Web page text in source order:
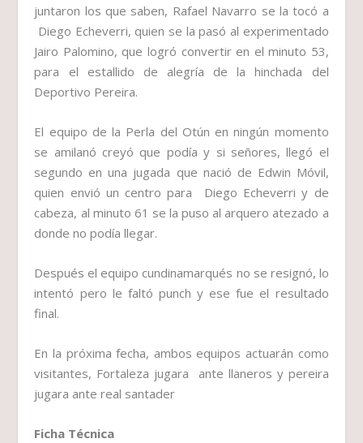
juntaron los que saben, Rafael Navarro se la tocó a
Diego Echeverri, quien se la pasó al experimentado
Jairo Palomino, que logró convertir en el minuto 53,
para el estallido de alegría de la hinchada del
Deportivo Pereira.
El equipo de la Perla del Otún en ningún momento
se amilanó creyó que podía y si señores, llegó el
segundo en una jugada que nació de Edwin Móvil,
quien envió un centro para Diego Echeverri y de
cabeza, al minuto 61 se la puso al arquero atezado a
donde no podía llegar.
Después el equipo cundinamarqués no se resignó, lo
intentó pero le faltó punch y ese fue el resultado
final.
En la próxima fecha, ambos equipos actuarán como
visitantes, Fortaleza jugara ante llaneros y pereira
jugara ante real santader
Ficha Técnica